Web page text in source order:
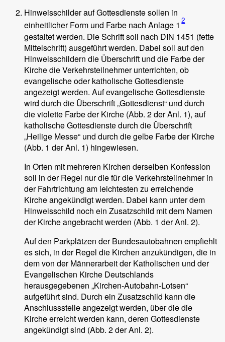
Hinweisschilder auf Gottesdienste sollen in
einheitlicher Form und Farbe nach Anlage 1 2
gestaltet werden. Die Schrift soll nach DIN 1451 (fette
Mittelschrift) ausgeführt werden. Dabei soll auf den
Hinweisschildern die Überschrift und die Farbe der
Kirche die Verkehrsteilnehmer unterrichten, ob
evangelische oder katholische Gottesdienste
angezeigt werden. Auf evangelische Gottesdienste
wird durch die Überschrift „Gottesdienst“ und durch
die violette Farbe der Kirche (Abb. 2 der Anl. 1), auf
katholische Gottesdienste durch die Überschrift
„Heilige Messe“ und durch die gelbe Farbe der Kirche
(Abb. 1 der Anl. 1) hingewiesen.
In Orten mit mehreren Kirchen derselben Konfession
soll in der Regel nur die für die Verkehrsteilnehmer in
der Fahrtrichtung am leichtesten zu erreichende
Kirche angekündigt werden. Dabei kann unter dem
Hinweisschild noch ein Zusatzschild mit dem Namen
der Kirche angebracht werden (Abb. 1 der Anl. 2).
Auf den Parkplätzen der Bundesautobahnen empfiehlt
es sich, in der Regel die Kirchen anzukündigen, die in
dem von der Männerarbeit der Katholischen und der
Evangelischen Kirche Deutschlands
herausgegebenen „Kirchen-Autobahn-Lotsen“
aufgeführt sind. Durch ein Zusatzschild kann die
Anschlussstelle angezeigt werden, über die die
Kirche erreicht werden kann, deren Gottesdienste
angekündigt sind (Abb. 2 der Anl. 2).